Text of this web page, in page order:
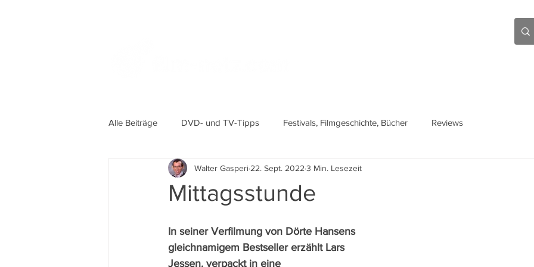
Alle Beiträge DVD- und TV-Tipps Festivals, Filmgeschichte, Bücher Reviews
Mittagsstunde
Walter Gasperi 22. Sept. 2022 3 Min. Lesezeit
In seiner Verfilmung von Dörte Hansens
gleichnamigem Bestseller erzählt Lars
Jessen, verpackt in eine